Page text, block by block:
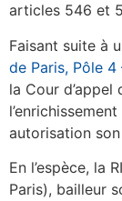
articles 546 et
Faisant suite à
de Paris, Pôle 4
la Cour
autorisation
En l’espèce, la
Paris), bailleur